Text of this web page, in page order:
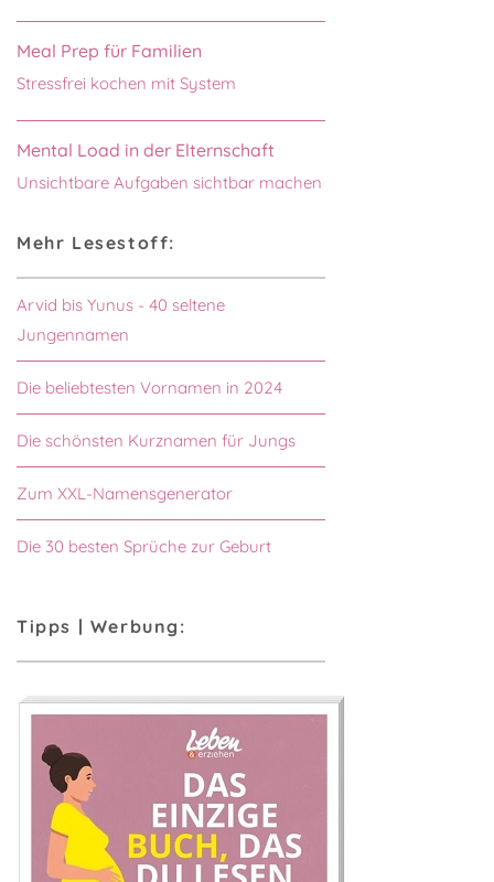
Meal Prep für Familien
Stressfrei kochen mit System
Mental Load in der Elternschaft
Unsichtbare Aufgaben sichtbar machen
Mehr Lesestoff:
Arvid bis Yunus - 40 seltene
Jungennamen
Die beliebtesten Vornamen in 2024
Die schönsten Kurznamen für Jungs
Zum XXL-Namensgenerator
Die 30 besten Sprüche zur Geburt
Tipps | Werbung: